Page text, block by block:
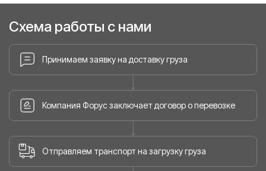
Схема работы с нами
Принимаем заявку на доставку груза
Компания Форус заключает договор о перевозке
Отправляем транспорт на загрузку груза